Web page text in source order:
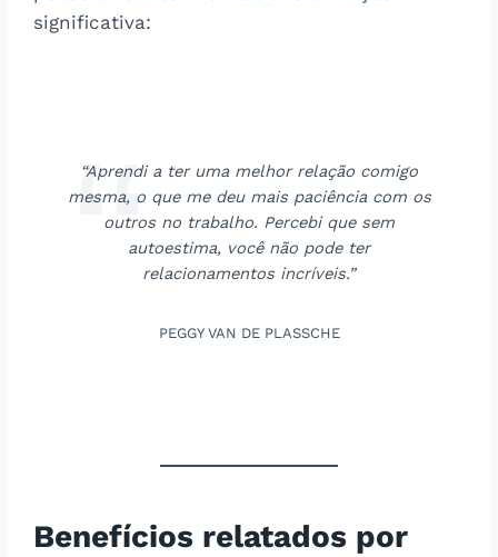
significativa:
“Aprendi a ter uma melhor relação comigo
mesma, o que me deu mais paciência com os
outros no trabalho. Percebi que sem
autoestima, você não pode ter
relacionamentos incríveis.”
PEGGY VAN DE PLASSCHE
Benefícios relatados por